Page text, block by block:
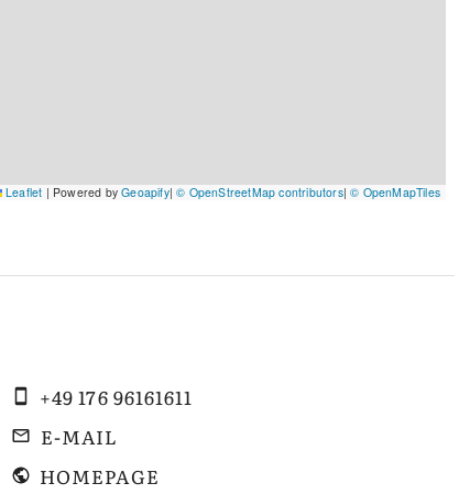
Leaflet | Powered byGeoapify|© OpenStreetMap contributors|© OpenMapTiles
+49 176 96161611
E-MAIL
HOMEPAGE